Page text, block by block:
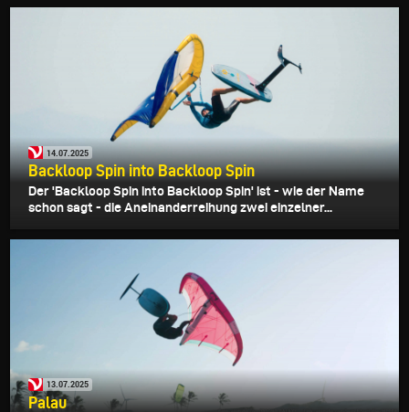
14.07.2025
Backloop Spin into Backloop Spin
Der 'Backloop Spin into Backloop Spin' ist - wie der Name
schon sagt - die Aneinanderreihung zwei einzelner...
13.07.2025
Palau